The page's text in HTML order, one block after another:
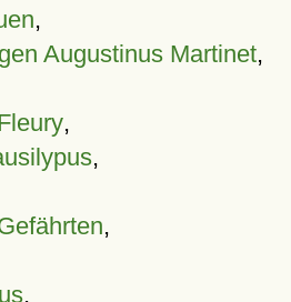
,
Augustinus Martinet,
,
,
,
,